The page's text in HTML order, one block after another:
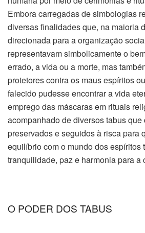
Embora carregadas de simbologias
diversas finalidades que, na maioria
direcionada para a organização
representavam simbolicamente o
errado, a vida ou a morte, mas
protetores contra os maus espíritos
falecido pudesse encontrar a vida
emprego das máscaras em rituais
acompanhado de diversos tabus que
preservados e seguidos à risca para
equilíbrio com o mundo dos espíritos
tranquilidade, paz e harmonia para a
O PODER DOS TABUS